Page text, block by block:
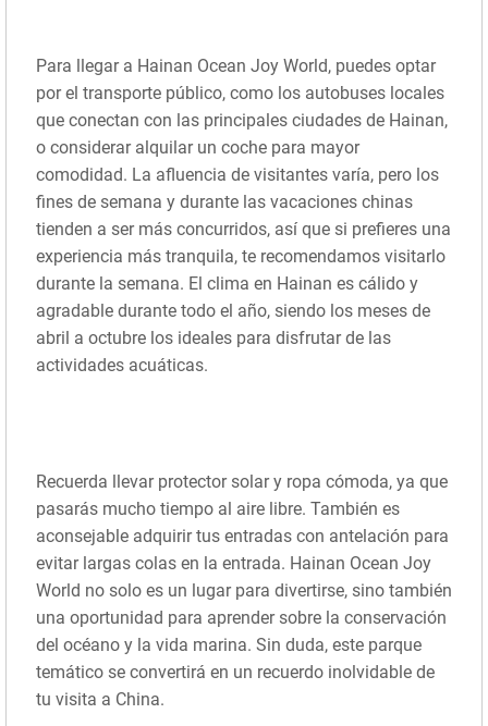
Para llegar a Hainan Ocean Joy World, puedes optar
por el transporte público, como los autobuses locales
que conectan con las principales ciudades de Hainan,
o considerar alquilar un coche para mayor
comodidad. La afluencia de visitantes varía, pero los
fines de semana y durante las vacaciones chinas
tienden a ser más concurridos, así que si prefieres una
experiencia más tranquila, te recomendamos visitarlo
durante la semana. El clima en Hainan es cálido y
agradable durante todo el año, siendo los meses de
abril a octubre los ideales para disfrutar de las
actividades acuáticas.
Recuerda llevar protector solar y ropa cómoda, ya que
pasarás mucho tiempo al aire libre. También es
aconsejable adquirir tus entradas con antelación para
evitar largas colas en la entrada. Hainan Ocean Joy
World no solo es un lugar para divertirse, sino también
una oportunidad para aprender sobre la conservación
del océano y la vida marina. Sin duda, este parque
temático se convertirá en un recuerdo inolvidable de
tu visita a China.